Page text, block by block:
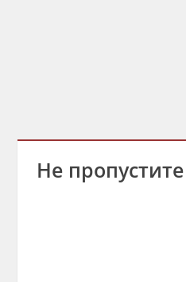
Не пропустите